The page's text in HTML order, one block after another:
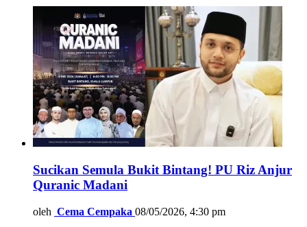
Sucikan Semula Bukit Bintang! PU Riz Anjur
Quranic Madani
oleh Cema Cempaka 08/05/2026, 4:30 pm